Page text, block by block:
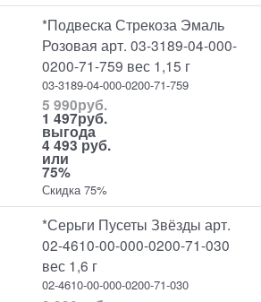
*Подвеска Стрекоза Эмаль
Розовая арт. 03-3189-04-000-
0200-71-759 вес 1,15 г
03-3189-04-000-0200-71-759
5 990руб.
1 497руб.
выгода
4 493 руб.
или
75%
Скидка 75%
*Серьги Пусеты Звёзды арт.
02-4610-00-000-0200-71-030
вес 1,6 г
02-4610-00-000-0200-71-030